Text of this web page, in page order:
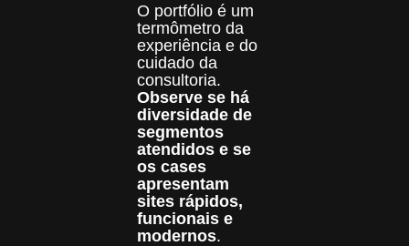
O portfólio é um
termômetro da
experiência e do
cuidado da
consultoria.
Observe se há
diversidade de
segmentos
atendidos e se
os cases
apresentam
sites rápidos,
funcionais e
modernos.